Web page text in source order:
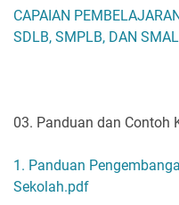
CAPAIAN
SDLB, SMPLB, DAN
03. Panduan dan Contoh
1. Panduan
Sekolah.pdf